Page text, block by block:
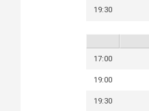
19:30
17:00
19:00
19:30